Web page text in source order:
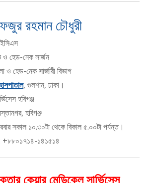
রহমান চৌধুরী
ও হেড-নেক সার্জন
হেড-নেক সার্জারী বিভাগ
, গুলশান, ঢাকা।
হবিগঞ্জ
হবিগঞ্জ
সকাল ১০.৩০টা থেকে বিকাল ৫.০০টা পর্যন্ত।
+৮৮০১৭১৪-১৪১৫১৪
কেয়ার মেডিকেল সার্ভিসেস